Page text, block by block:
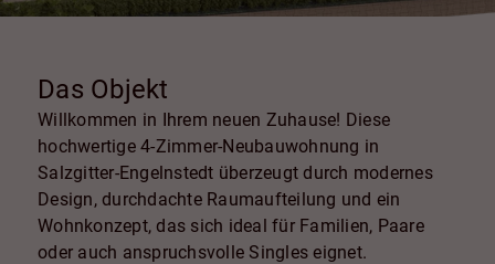
Das Objekt
Willkommen in Ihrem neuen Zuhause! Diese
hochwertige 4-Zimmer-Neubauwohnung in
Salzgitter-Engelnstedt überzeugt durch modernes
Design, durchdachte Raumaufteilung und ein
Wohnkonzept, das sich ideal für Familien, Paare
oder auch anspruchsvolle Singles eignet.